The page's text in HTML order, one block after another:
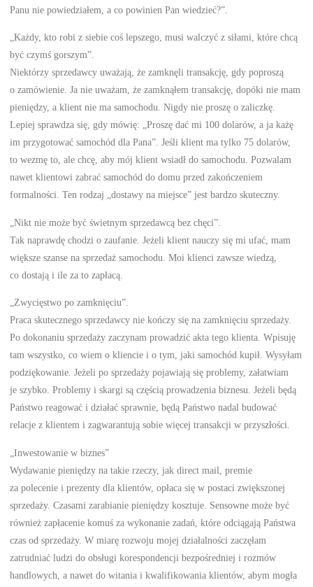
Panu nie powiedziałem, a co powinien Pan wiedzieć?”.
„Każdy, kto robi z siebie coś lepszego, musi walczyć z siłami, które chcą
być czymś gorszym”.
Niektórzy sprzedawcy uważają, że zamknęli transakcję, gdy poproszą
o zamówienie. Ja nie uważam, że zamknąłem transakcję, dopóki nie mam
pieniędzy, a klient nie ma samochodu. Nigdy nie proszę o zaliczkę.
Lepiej sprawdza się, gdy mówię: „Proszę dać mi 100 dolarów, a ja każę
im przygotować samochód dla Pana”. Jeśli klient ma tylko 75 dolarów,
to wezmę to, ale chcę, aby mój klient wsiadł do samochodu. Pozwalam
nawet klientowi zabrać samochód do domu przed zakończeniem
formalności. Ten rodzaj „dostawy na miejsce” jest bardzo skuteczny.
„Nikt nie może być świetnym sprzedawcą bez chęci”.
Tak naprawdę chodzi o zaufanie. Jeżeli klient nauczy się mi ufać, mam
większe szanse na sprzedaż samochodu. Moi klienci zawsze wiedzą,
co dostają i ile za to zapłacą.
„Zwycięstwo po zamknięciu”.
Praca skutecznego sprzedawcy nie kończy się na zamknięciu sprzedaży.
Po dokonaniu sprzedaży zaczynam prowadzić akta tego klienta. Wpisuję
tam wszystko, co wiem o kliencie i o tym, jaki samochód kupił. Wysyłam
podziękowanie. Jeżeli po sprzedaży pojawiają się problemy, załatwiam
je szybko. Problemy i skargi są częścią prowadzenia biznesu. Jeżeli będą
Państwo reagować i działać sprawnie, będą Państwo nadal budować
relacje z klientem i zagwarantują sobie więcej transakcji w przyszłości.
„Inwestowanie w biznes”
Wydawanie pieniędzy na takie rzeczy, jak direct mail, premie
za polecenie i prezenty dla klientów, opłaca się w postaci zwiększonej
sprzedaży. Czasami zarabianie pieniędzy kosztuje. Sensowne może być
również zapłacenie komuś za wykonanie zadań, które odciągają Państwa
czas od sprzedaży. W miarę rozwoju mojej działalności zaczęłam
zatrudniać ludzi do obsługi korespondencji bezpośredniej i rozmów
handlowych, a nawet do witania i kwalifikowania klientów, abym mogła